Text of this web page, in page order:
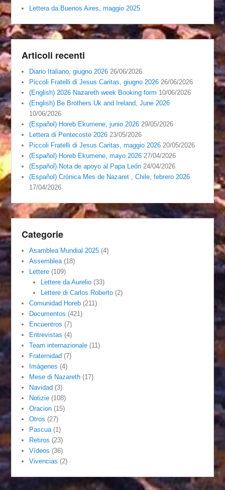
Lettera da Buenos Aires, maggio 2025
Articoli recenti
Diario Italiano, giugno 2026 26/06/2026
Piccoli Fratelli di Jesus Caritas, giugno 2026 26/06/2026
(English) 2026 Nazareth week Booking form 10/06/2026
(English) Be Brothers Uk and Ireland, June 2026
10/06/2026
(Español) Horeb Ekumene, junio 2026 29/05/2026
Lettera di Pentecoste 2026 23/05/2026
Piccoli Fratelli di Jesus Caritas, maggio 2026 20/05/2026
(Español) Horeb Ekumene, mayo 2026 27/04/2026
(Español) Nota de apoyo al Papa León 24/04/2026
(Español) Crónica Mes de Nazaret , Chile, febrero 2026
17/04/2026
Categorie
Asamblea Mundial 2025 (4)
Assemblea (18)
Lettere (109)
Lettere da Aurelio(33)
Lettere di Carlos Roberto(2)
Comunidad Horeb (211)
Documentos (421)
Encuentros (7)
Entrevistas (4)
Team internazionale (11)
Fraternidad (7)
Imágenes (4)
Mese di Nazareth (17)
Navidad (3)
Notizie (108)
Oracion (15)
Otros (27)
Pascua (1)
Retiros (23)
Vídeos (36)
Vivencias (2)